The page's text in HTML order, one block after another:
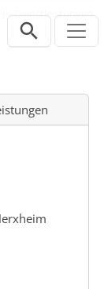
Dienstleistungen